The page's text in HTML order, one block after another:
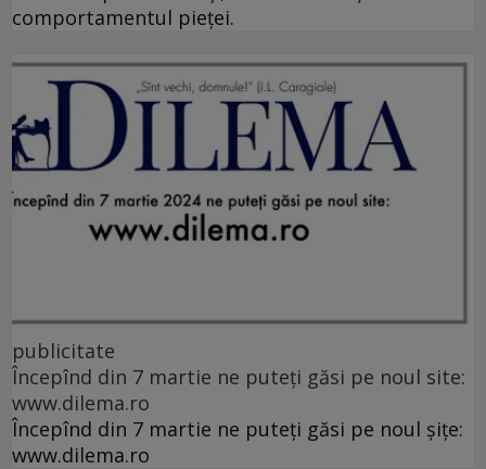
comportamentul pieței.
publicitate
Începînd din 7 martie ne puteți găsi pe noul site:
www.dilema.ro
Începînd din 7 martie ne puteți găsi pe noul șițe:
www.dilema.ro